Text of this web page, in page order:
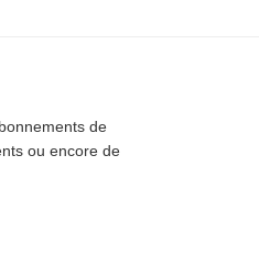
de
ou encore de